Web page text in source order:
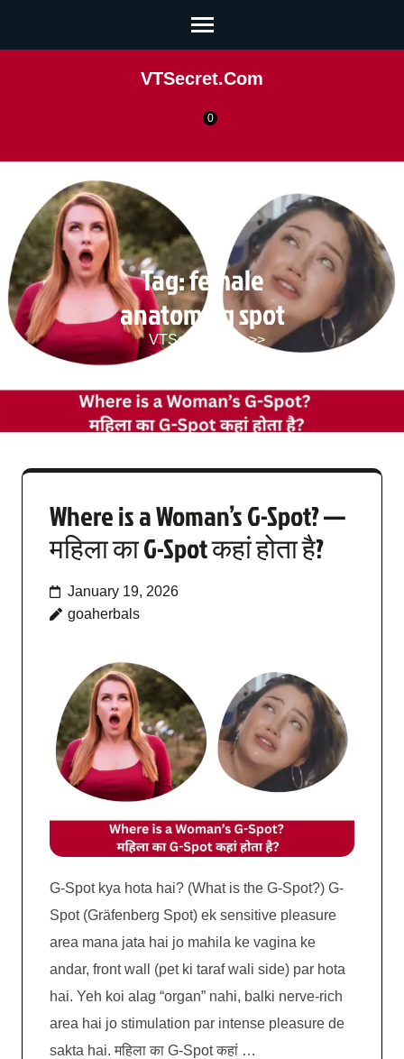
VTSecret.com
0
Tag:female
anatomy g spot
VTSecret.com >>
Where is a Woman’s G-Spot? —
महिला का G-Spot कहां होता है?
January 19, 2026
goaherbals
G-Spot kya hota hai? (What is the G-Spot?) G-
Spot (Gräfenberg Spot) ek sensitive pleasure
area mana jata hai jo mahila ke vagina ke
andar, front wall (pet ki taraf wali side) par hota
hai. Yeh koi alag “organ” nahi, balki nerve-rich
area hai jo stimulation par intense pleasure de
sakta hai. महिला का G-Spot कहां …